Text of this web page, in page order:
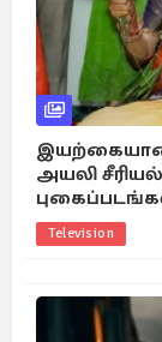
அயலி
Television